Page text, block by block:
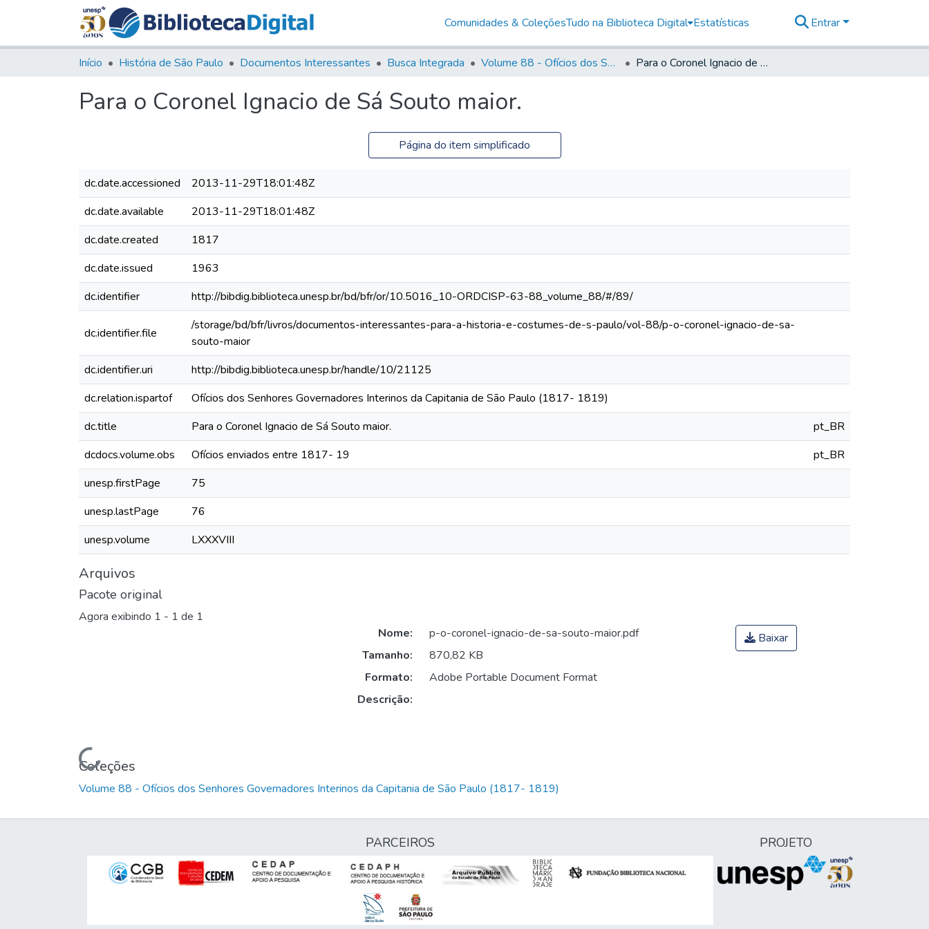
Comunidades & ColeçõesTudo na Biblioteca Digital Estatísticas Entrar
Início História de São Paulo Documentos Interessantes Busca Integrada Volume 88 - Ofícios dos Senhores Governadores Interinos da Capitania de São Paulo (1817- 1819) Para o Coronel Ignacio de Sá Souto maior.
Para o Coronel Ignacio de Sá Souto maior.
Página do item simplificado
dc.date.accessioned
2013-11-29T18:01:48Z
dc.date.available
2013-11-29T18:01:48Z
dc.date.created
1817
dc.date.issued
1963
dc.identifier
http://bibdig.biblioteca.unesp.br/bd/bfr/or/10.5016_10-ORDCISP-63-88_volume_88/#/89/
dc.identifier.file
/storage/bd/bfr/livros/documentos-interessantes-para-a-historia-e-costumes-de-s-paulo/vol-88/p-o-coronel-ignacio-de-sa-
souto-maior
dc.identifier.uri
http://bibdig.biblioteca.unesp.br/handle/10/21125
dc.relation.ispartof
Ofícios dos Senhores Governadores Interinos da Capitania de São Paulo (1817- 1819)
dc.title
Para o Coronel Ignacio de Sá Souto maior.
pt_BR
dcdocs.volume.obs
Ofícios enviados entre 1817- 19
pt_BR
unesp.firstPage
75
unesp.lastPage
76
unesp.volume
LXXXVIII
Arquivos
Pacote original
Agora exibindo 1 - 1 de 1
Carregando...
Nome:
p-o-coronel-ignacio-de-sa-souto-maior.pdf
Tamanho:
870,82 KB
Formato:
Adobe Portable Document Format
Descrição:
Baixar
Coleções
Volume 88 - Ofícios dos Senhores Governadores Interinos da Capitania de São Paulo (1817- 1819)
PARCEIROS PROJETO